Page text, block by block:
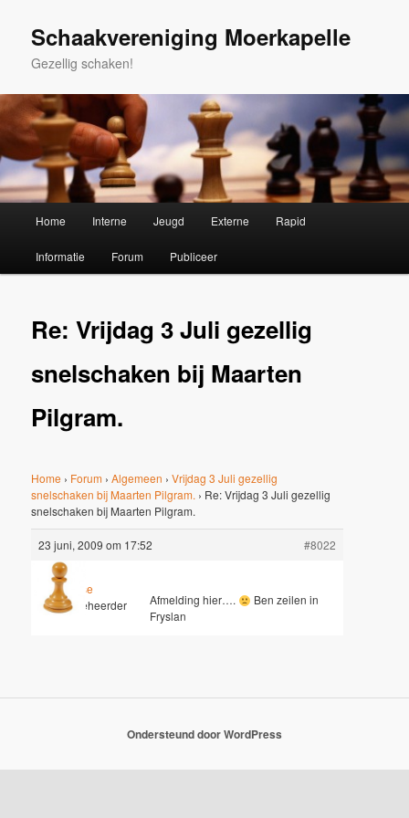
primaire
Schaakvereniging Moerkapelle
Gezellig schaken!
Home Interne Jeugd Externe Rapid
Informatie Forum Publiceer
Re: Vrijdag 3 Juli gezellig
snelschaken bij Maarten
Pilgram.
Home › Forum › Algemeen › Vrijdag 3 Juli gezellig
snelschaken bij Maarten Pilgram. › Re: Vrijdag 3 Juli gezellig
snelschaken bij Maarten Pilgram.
23 juni, 2009 om 17:52 #8022
Jesse
Sleutelbeheerder
Afmelding hier….
Ben zeilen in
Fryslan
Ondersteund door WordPress